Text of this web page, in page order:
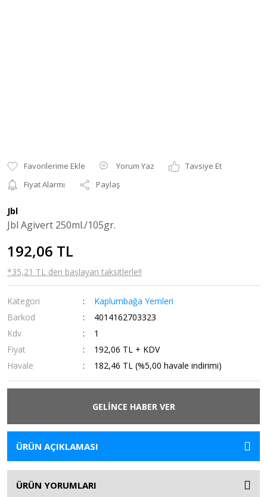
Yorum Yaz
Tavsiye Et
Fiyat Alarmı
Paylaş
Jbl
Jbl Agivert 250ml./105gr.
192,06 TL
*35,21 TL den başlayan taksitlerle!!
Kategori
Kaplumbağa Yemleri
Barkod
4014162703323
Kdv
1
Fiyat
192,06 TL + KDV
Havale
182,46 TL (%5,00 havale indirimi)
GELİNCE HABER VER
ÜRÜN AÇIKLAMASI
ÜRÜN YORUMLARI